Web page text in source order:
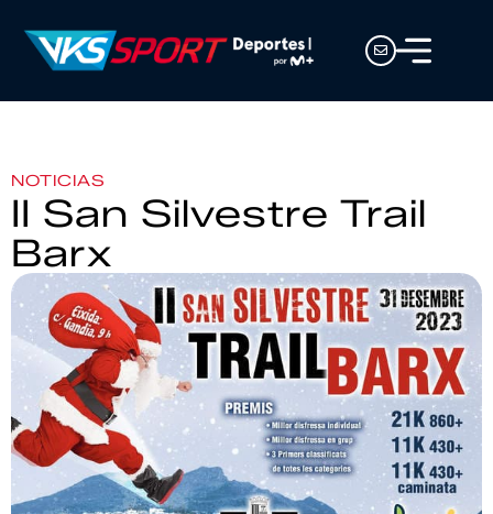
NOTICIAS
II San Silvestre Trail
Barx